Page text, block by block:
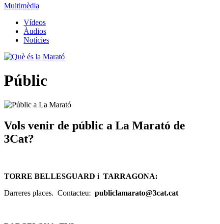
Multimèdia
Vídeos
Àudios
Notícies
Públic
Vols venir de públic a La Marató de
3Cat?
TORRE BELLESGUARD i TARRAGONA:
Darreres places. Contacteu: publiclamarato@3cat.cat